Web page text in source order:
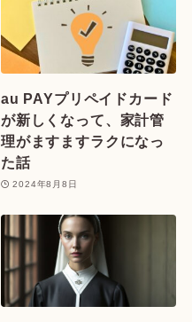
au PAYプリペイドカード
が新しくなって、家計管
理がますますラクになっ
た話
2024年8月8日